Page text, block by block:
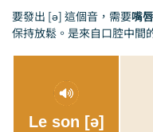
要發出 [ə] 這個音，需要嘴
保持放鬆。是來自口腔中間
Le son [ə]